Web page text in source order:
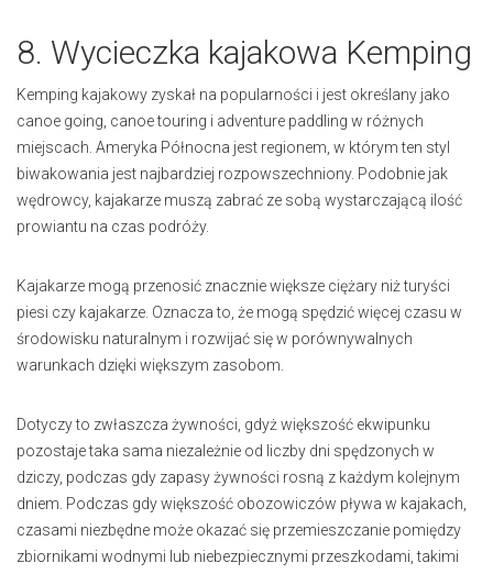
8. Wycieczka kajakowa Kemping
Kemping kajakowy zyskał na popularności i jest określany jako
canoe going, canoe touring i adventure paddling w różnych
miejscach. Ameryka Północna jest regionem, w którym ten styl
biwakowania jest najbardziej rozpowszechniony. Podobnie jak
wędrowcy, kajakarze muszą zabrać ze sobą wystarczającą ilość
prowiantu na czas podróży.
Kajakarze mogą przenosić znacznie większe ciężary niż turyści
piesi czy kajakarze. Oznacza to, że mogą spędzić więcej czasu w
środowisku naturalnym i rozwijać się w porównywalnych
warunkach dzięki większym zasobom.
Dotyczy to zwłaszcza żywności, gdyż większość ekwipunku
pozostaje taka sama niezależnie od liczby dni spędzonych w
dziczy, podczas gdy zapasy żywności rosną z każdym kolejnym
dniem. Podczas gdy większość obozowiczów pływa w kajakach,
czasami niezbędne może okazać się przemieszczanie pomiędzy
zbiornikami wodnymi lub niebezpiecznymi przeszkodami, takimi